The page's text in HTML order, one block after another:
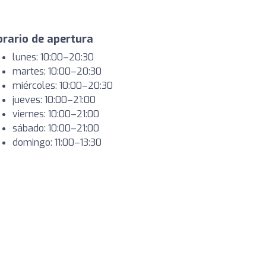
de apertura
lunes: 10:00–20:30
martes: 10:00–20:30
miércoles: 10:00–20:30
jueves: 10:00–21:00
viernes: 10:00–21:00
sábado: 10:00–21:00
domingo: 11:00–13:30